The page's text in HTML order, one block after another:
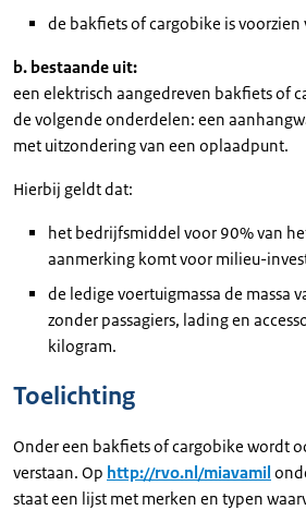
de bakfiets of cargobike is
b. bestaande uit:
een elektrisch aangedreven bakfiets of
de volgende onderdelen: een
met uitzondering van een oplaadpunt.
Hierbij geldt dat:
het bedrijfsmiddel voor 90% van
aanmerking komt voor milieu-
de ledige voertuigmassa de massa
zonder passagiers, lading en
kilogram.
Toelichting
Onder een bakfiets of cargobike wordt
verstaan. Op http://rvo.nl/miavamil
staat een lijst met merken en typen